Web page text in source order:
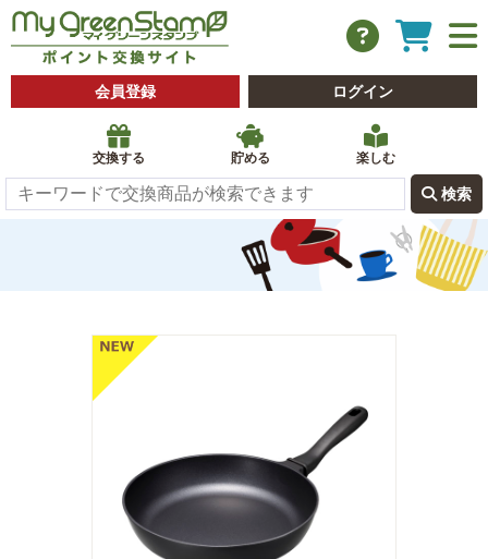
会員登録 ログイン
交換する 貯める 楽しむ
 検索